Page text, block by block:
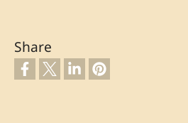
Share